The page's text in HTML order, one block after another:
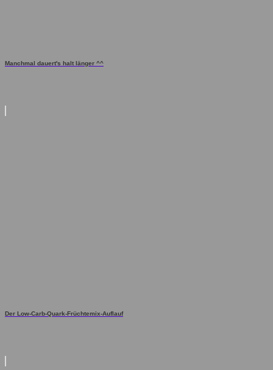
Manchmal dauert's halt länger ^^
Der Low-Carb-Quark-Früchtemix-Auflauf